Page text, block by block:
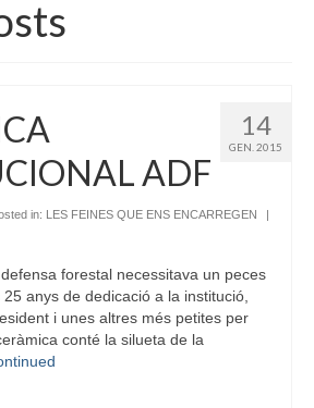
14
GEN. 2015
ADF
in: LES FEINES QUE ENS ENCARREGEN
|
forestal necessitava un peces
anys de dedicació a la institució,
i unes altres més petites per
conté la silueta de la